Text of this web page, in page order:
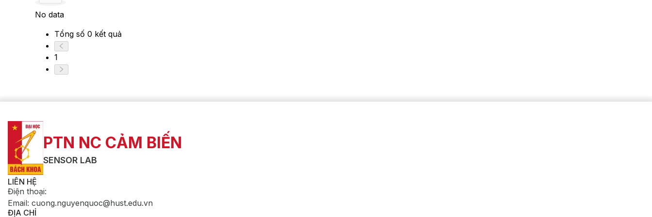
No data
Tổng số 0 kết quả
1
PTN NC CẢM BIẾN
SENSOR LAB
LIÊN HỆ
Điện thoại:
Email: cuong.nguyenquoc@hust.edu.vn
ĐỊA CHỈ